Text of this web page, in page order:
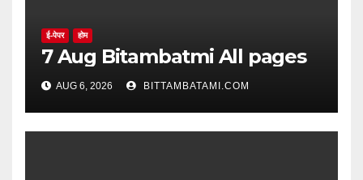
ई-पेपर होम
7 Aug Bitambatmi All pages
AUG 6, 2026 BITTAMBATAMI.COM